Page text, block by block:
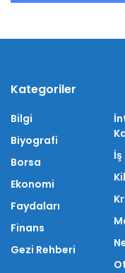
Kategoriler
Bilgi
Biyografi
Borsa
Ekonomi
Faydaları
Finans
Gezi Rehberi